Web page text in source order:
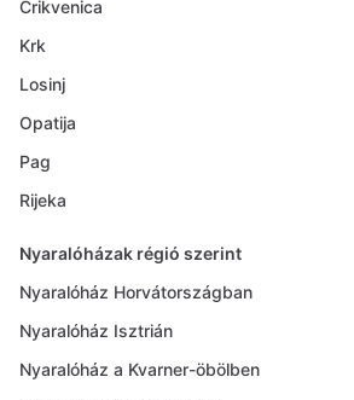
Crikvenica
Krk
Losinj
Opatija
Pag
Rijeka
Nyaralóházak régió szerint
Nyaralóház Horvátországban
Nyaralóház Isztrián
Nyaralóház a Kvarner-öbölben